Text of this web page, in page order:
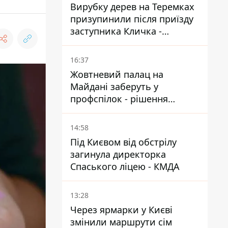
Вирубку дерев на Теремках
призупинили після приїзду
заступника Кличка -
почався діалог
16:37
Жовтневий палац на
Майдані заберуть у
профспілок - рішення
Господарського суду
14:58
Під Києвом від обстрілу
загинула директорка
Спаського ліцею - КМДА
13:28
Через ярмарки у Києві
змінили маршрути сім